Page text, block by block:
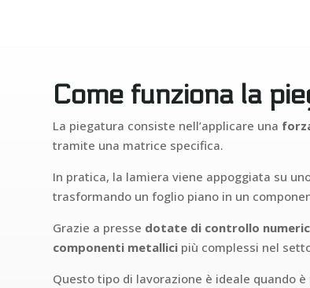
Come funziona la
La piegatura consiste nell’applicare una
tramite una matrice specifica.
In pratica, la lamiera viene appoggiata su
trasformando un foglio piano in un
Grazie a presse dotate di controllo
componenti metallici più complessi nel
Questo tipo di lavorazione è ideale quando